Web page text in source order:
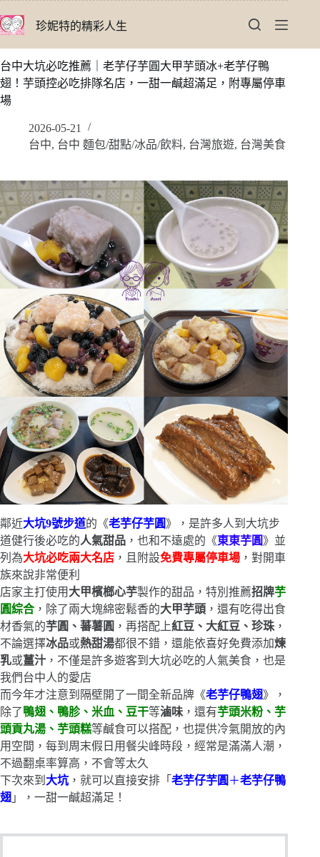
至
要
內
容
珍妮特的精彩人生
台中大坑必吃推薦｜老芋仔芋圓大甲芋頭冰+老芋仔鴨
翅！芋頭控必吃排隊名店，一甜一鹹超滿足，附專屬停車
場
2026-05-21
台中, 台中 麵包/甜點/冰品/飲料, 台灣旅遊, 台灣美食
鄰近大坑9號步道的《老芋仔芋圓》，是許多人到大坑步
道健行後必吃的人氣甜品 ，也和不遠處的《東東芋圓》並
列為大坑必吃兩大名店 ，且附設免費專屬停車場 ，對開車
族來說非常便利
店家主打使用 大甲檳榔心芋製作的甜品，特別推薦招牌芋
圓綜合 ，除了兩大塊綿密鬆香的大甲芋頭 ，還有吃得出食
材香氣的芋圓、蕃薯圓 ，再搭配上紅豆、大紅豆、珍珠 ，
不論選擇冰品或熱甜湯都很不錯，還能依喜好免費添加煉
乳或薑汁 ，不僅是許多遊客到大坑必吃的人氣美食，也是
我們台中人的愛店
而今年才注意到隔壁開了一間全新品牌《老芋仔鴨翅》，
除了鴨翅、鴨胗、米血、豆干等滷味 ，還有芋頭米粉、芋
頭貢丸湯、芋頭糕等鹹食可以搭配，也提供冷氣開放的內
用空間，每到周末假日用餐尖峰時段，經常是滿滿人潮，
不過翻桌率算高，不會等太久
下次來到 大坑 ，就可以直接安排「 老芋仔芋圓 ＋老芋仔鴨
翅 」，一甜一鹹超滿足！